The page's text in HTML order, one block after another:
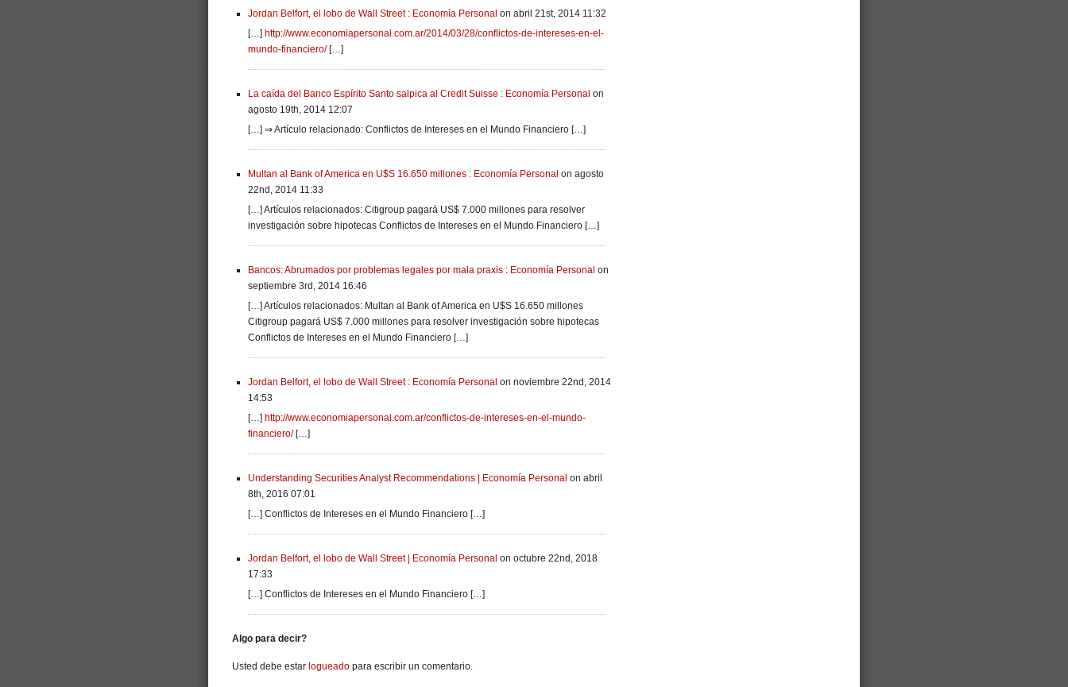
Jordan Belfort, el lobo de Wall Street : Economía Personal on abril 21st, 2014 11:32
[…] http://www.economiapersonal.com.ar/2014/03/28/conflictos-de-intereses-en-el-
mundo-financiero/[…]
La caída del Banco Espírito Santo salpica al Credit Suisse : Economía Personal on
agosto 19th, 2014 12:07
[…] ⇒ Artículo relacionado: Conflictos de Intereses en el Mundo Financiero […]
Multan al Bank of America en U$S 16.650 millones : Economía Personal on agosto
22nd, 2014 11:33
[…] Artículos relacionados: Citigroup pagará US$ 7.000 millones para resolver
investigación sobre hipotecas Conflictos de Intereses en el Mundo Financiero […]
Bancos: Abrumados por problemas legales por mala praxis : Economía Personal on
septiembre 3rd, 2014 16:46
[…] Artículos relacionados: Multan al Bank of America en U$S 16.650 millones
Citigroup pagará US$ 7.000 millones para resolver investigación sobre hipotecas
Conflictos de Intereses en el Mundo Financiero […]
Jordan Belfort, el lobo de Wall Street : Economía Personal on noviembre 22nd, 2014
14:53
[…] http://www.economiapersonal.com.ar/conflictos-de-intereses-en-el-mundo-
financiero/[…]
Understanding Securities Analyst Recommendations | Economía Personal on abril
8th, 2016 07:01
[…] Conflictos de Intereses en el Mundo Financiero […]
Jordan Belfort, el lobo de Wall Street | Economía Personal on octubre 22nd, 2018
17:33
[…] Conflictos de Intereses en el Mundo Financiero […]
Algo para decir?
Usted debe estar logueado para escribir un comentario.